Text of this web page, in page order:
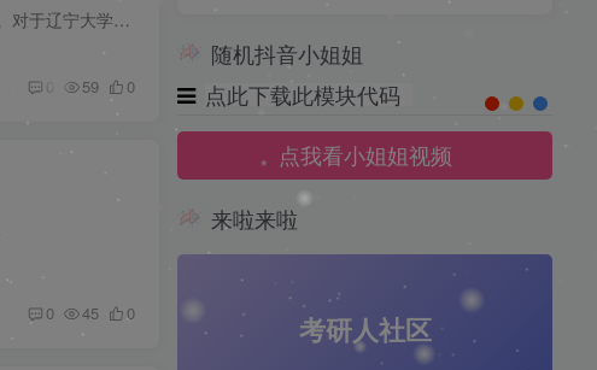
前言 张志伟老师曾说过，学习哲学先学哲学史，哲学史是哲学考研绕不过去的一道坎。而哲学史又是由一个一个人物串联起来的。对于辽宁大学哲学考研来说，学姐准备做一个系列选取2003-2023历年真题...
0 59 0
0 45 0
随机抖音小姐姐
点此下载此模块代码
点我看小姐姐视频
来啦来啦
考研人社区
❄
❄